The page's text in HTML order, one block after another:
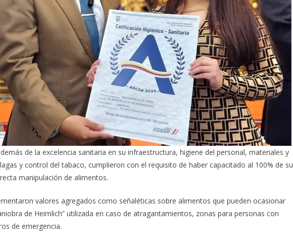
de la excelencia sanitaria en su infraestructura, higiene del personal, materiales y
y control del tabaco, cumplieron con el requisito de haber capacitado al 100% de su
manipulación de alimentos.
valores agregados como señaléticas sobre alimentos que pueden ocasionar
de Heimlich” utilizada en caso de atragantamientos, zonas para personas con
de emergencia.